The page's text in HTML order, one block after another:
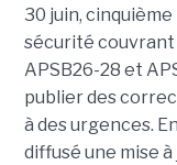
30 juin, cinquième
sécurité couvrant
APSB26-28 et
publier des
à des urgences.
diffusé une mise